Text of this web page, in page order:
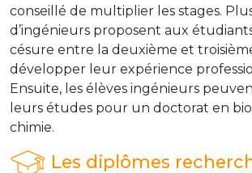
conseillé de multiplier les stages.
d’ingénieurs proposent aux
césure entre la deuxième et
développer leur expérience
Ensuite, les élèves ingénieurs
leurs études pour un doctorat en
chimie.
Les diplômes